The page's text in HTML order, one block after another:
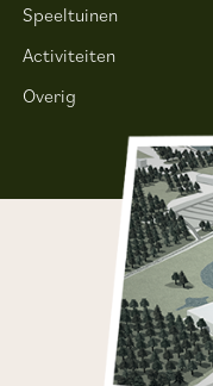
Speeltuinen
Activiteiten
Overig